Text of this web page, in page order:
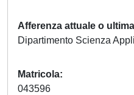
Afferenza attuale o
Dipartimento Scienza
Matricola
043596